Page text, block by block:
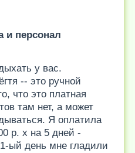
и персонал
у вас.
-- это ручной
что это платная
там нет, а может
Я оплатила
р. х на 5 дней -
ый день мне гладили